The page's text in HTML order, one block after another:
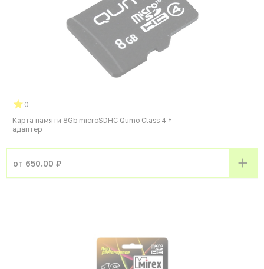
0
Карта памяти 8Gb microSDHC Qumo Class 4 +
адаптер
от 650.00 ₽